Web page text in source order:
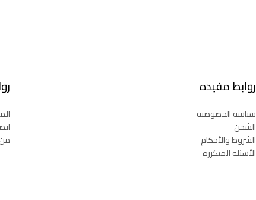
روابط مفيده
سياسة الخصوصية
الشحن
الشروط والأحكام
الأسئلة المتكررة